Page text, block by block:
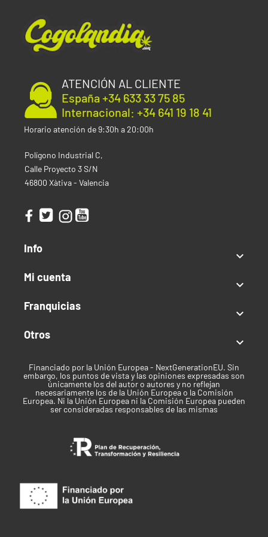
Altura:60–90 cm
Tiempo floración:50–60 días
Exterior
Mes de Cosecha:Agosto–Septiembre
Altura:80–130 cm
Clima:Templado–Mediterráneo
Autofloreciente
Índica / Sativa
Índica predominante
Clima
Templado
Marca
Sensi Seeds
Agosto
De 7 a 8 Semanas
Sabor
ATENCIÓN AL CLIENTE
España +34 633 33 75 85
Internacional: +34 641 19 18 41
Horario atención de 9:30h a 20:00h
Polígono Industrial C,
Calle Proyecto 3 S/N
46800 Xàtiva - Valencia
Info

Mi cuenta

Franquicias

Otros

Financiado por la Unión Europea - NextGenerationEU. Sin
embargo, los puntos de vista y las opiniones expresadas son
únicamente los del autor o autores y no reflejan
necesariamente los de la Unión Europea o la Comisión
Europea. Ni la Unión Europea ni la Comisión Europea pueden
ser consideradas responsables de las mismas